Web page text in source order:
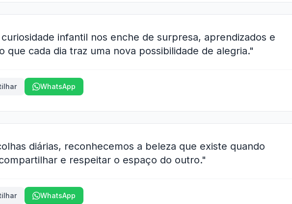
infantil nos enche de surpresa, aprendizados e
que cada dia traz uma nova possibilidade de alegria."
WhatsApp
diárias, reconhecemos a beleza que existe quando
e respeitar o espaço do outro."
WhatsApp